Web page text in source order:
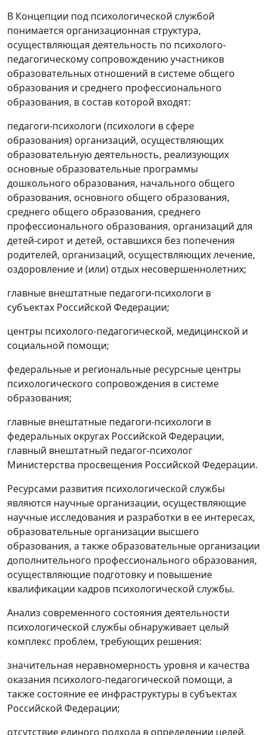
В Концепции под психологической службой
понимается организационная структура,
осуществляющая деятельность по психолого-
педагогическому сопровождению участников
образовательных отношений в системе общего
образования и среднего профессионального
образования, в состав которой входят:
педагоги-психологи (психологи в сфере
образования) организаций, осуществляющих
образовательную деятельность, реализующих
основные образовательные программы
дошкольного образования, начального общего
образования, основного общего образования,
среднего общего образования, среднего
профессионального образования, организаций для
детей-сирот и детей, оставшихся без попечения
родителей, организаций, осуществляющих лечение,
оздоровление и (или) отдых несовершеннолетних;
главные внештатные педагоги-психологи в
субъектах Российской Федерации;
центры психолого-педагогической, медицинской и
социальной помощи;
федеральные и региональные ресурсные центры
психологического сопровождения в системе
образования;
главные внештатные педагоги-психологи в
федеральных округах Российской Федерации,
главный внештатный педагог-психолог
Министерства просвещения Российской Федерации.
Ресурсами развития психологической службы
являются научные организации, осуществляющие
научные исследования и разработки в ее интересах,
образовательные организации высшего
образования, а также образовательные организации
дополнительного профессионального образования,
осуществляющие подготовку и повышение
квалификации кадров психологической службы.
Анализ современного состояния деятельности
психологической службы обнаруживает целый
комплекс проблем, требующих решения:
значительная неравномерность уровня и качества
оказания психолого-педагогической помощи, а
также состояние ее инфраструктуры в субъектах
Российской Федерации;
отсутствие единого подхода в определении целей,